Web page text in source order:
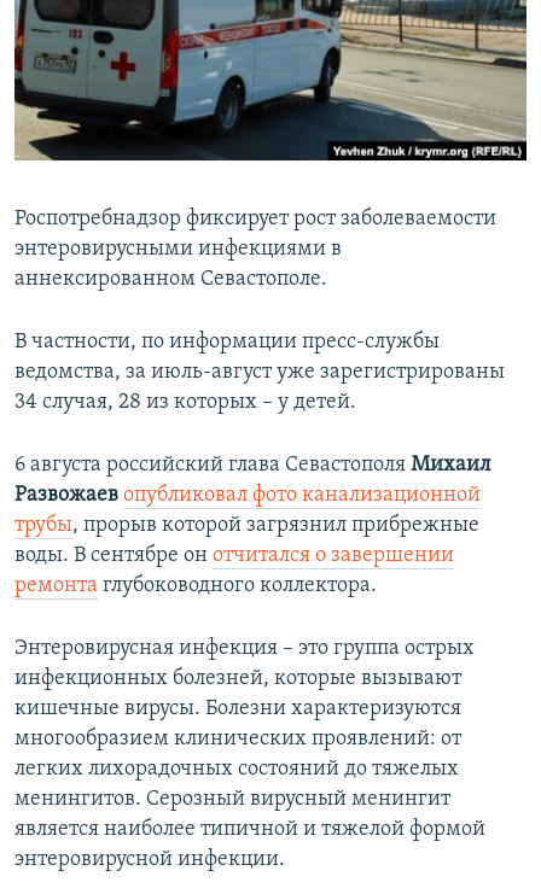
ПОБЕДИТЕЛЕЙ НЕ СУДЯТ?
КРЫМ.НЕПОКОРЕННЫЙ
ELIFBE
УКРАИНСКАЯ ПРОБЛЕМА КРЫМА
ПРИСОЕДИНЯЙТЕСЬ!
Роспотребнадзор фиксирует рост заболеваемости
энтеровирусными инфекциями в
аннексированном Севастополе.
В частности, по информации пресс-службы
ведомства, за июль-август уже зарегистрированы
34 случая, 28 из которых – у детей.
6 августа российский глава Севастополя Михаил
Развожаев опубликовал фото канализационной
трубы, прорыв которой загрязнил прибрежные
воды. В сентябре он отчитался о завершении
ремонта глубоководного коллектора.
Энтеровирусная инфекция – это группа острых
инфекционных болезней, которые вызывают
кишечные вирусы. Болезни характеризуются
многообразием клинических проявлений: от
легких лихорадочных состояний до тяжелых
менингитов. Серозный вирусный менингит
является наиболее типичной и тяжелой формой
энтеровирусной инфекции.